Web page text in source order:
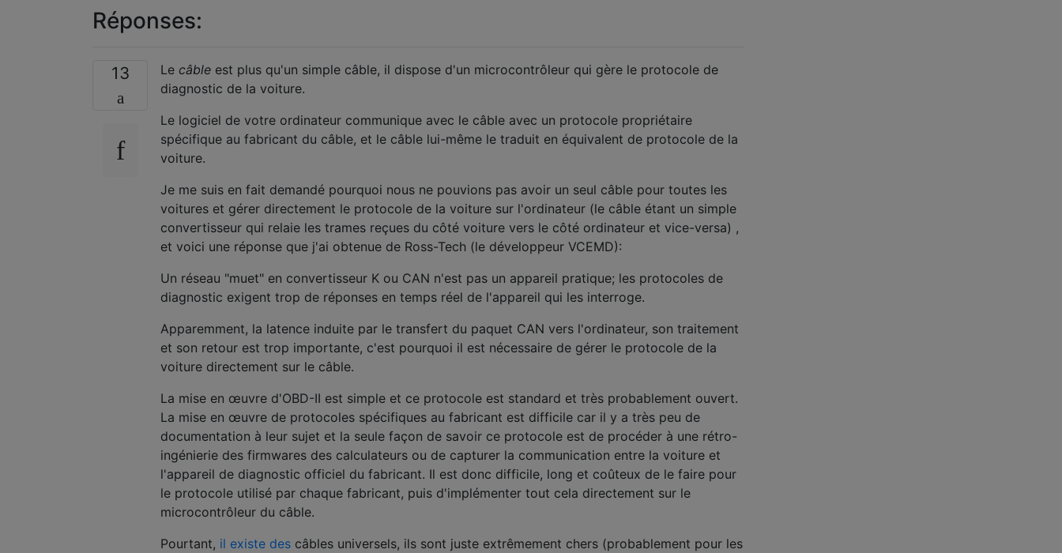
Réponses:
13 Le câble est plus qu'un simple câble, il dispose d'un microcontrôleur qui gère le protocole de
diagnostic de la voiture.
Le logiciel de votre ordinateur communique avec le câble avec un protocole propriétaire
spécifique au fabricant du câble, et le câble lui-même le traduit en équivalent de protocole de la
voiture.
Je me suis en fait demandé pourquoi nous ne pouvions pas avoir un seul câble pour toutes les
voitures et gérer directement le protocole de la voiture sur l'ordinateur (le câble étant un simple
convertisseur qui relaie les trames reçues du côté voiture vers le côté ordinateur et vice-versa) ,
et voici une réponse que j'ai obtenue de Ross-Tech (le développeur VCEMD):
Un réseau "muet" en convertisseur K ou CAN n'est pas un appareil pratique; les protocoles de
diagnostic exigent trop de réponses en temps réel de l'appareil qui les interroge.
Apparemment, la latence induite par le transfert du paquet CAN vers l'ordinateur, son traitement
et son retour est trop importante, c'est pourquoi il est nécessaire de gérer le protocole de la
voiture directement sur le câble.
La mise en œuvre d'OBD-II est simple et ce protocole est standard et très probablement ouvert.
La mise en œuvre de protocoles spécifiques au fabricant est difficile car il y a très peu de
documentation à leur sujet et la seule façon de savoir ce protocole est de procéder à une rétro-
ingénierie des firmwares des calculateurs ou de capturer la communication entre la voiture et
l'appareil de diagnostic officiel du fabricant. Il est donc difficile, long et coûteux de le faire pour
le protocole utilisé par chaque fabricant, puis d'implémenter tout cela directement sur le
microcontrôleur du câble.
Pourtant, il existe des câbles universels, ils sont juste extrêmement chers (probablement pour les